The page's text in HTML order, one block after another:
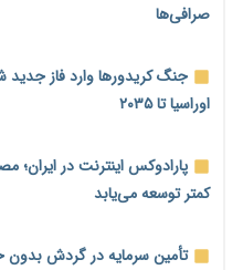
صرافی‌ها
اوراسیا تا ۲۰۳۵
پارادوکس اینترنت در ایران؛
کمتر توسعه می‌یابد
تأمین سرمایه در گردش